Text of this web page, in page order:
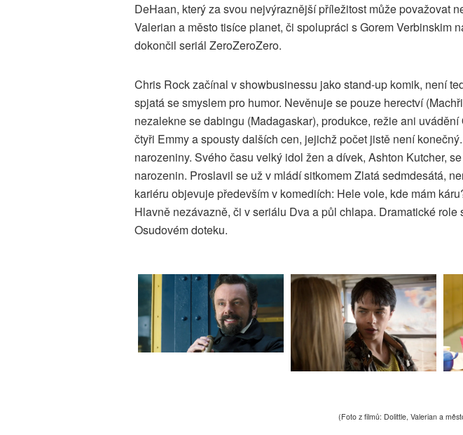
DeHaan, který za svou nejvýraznější příležitost může považovat
Valerian a město tisíce planet, či spolupráci s Gorem Verbinskim
dokončil seriál ZeroZeroZero.
Chris Rock začínal v showbusinessu jako stand-up komik, není
spjatá se smyslem pro humor. Nevěnuje se pouze herectví
nezalekne se dabingu (Madagaskar), produkce, režie ani uvádění
čtyři Emmy a spousty dalších cen, jejichž počet jistě není
narozeniny. Svého času velký idol žen a dívek, Ashton Kutcher,
narozenin. Proslavil se už v mládí sitkomem Zlatá sedmdesátá,
kariéru objevuje především v komediích: Hele vole, kde mám
Hlavně nezávazně, či v seriálu Dva a půl chlapa. Dramatické role
Osudovém doteku.
(Foto z filmů: Dolittle, Valerian a